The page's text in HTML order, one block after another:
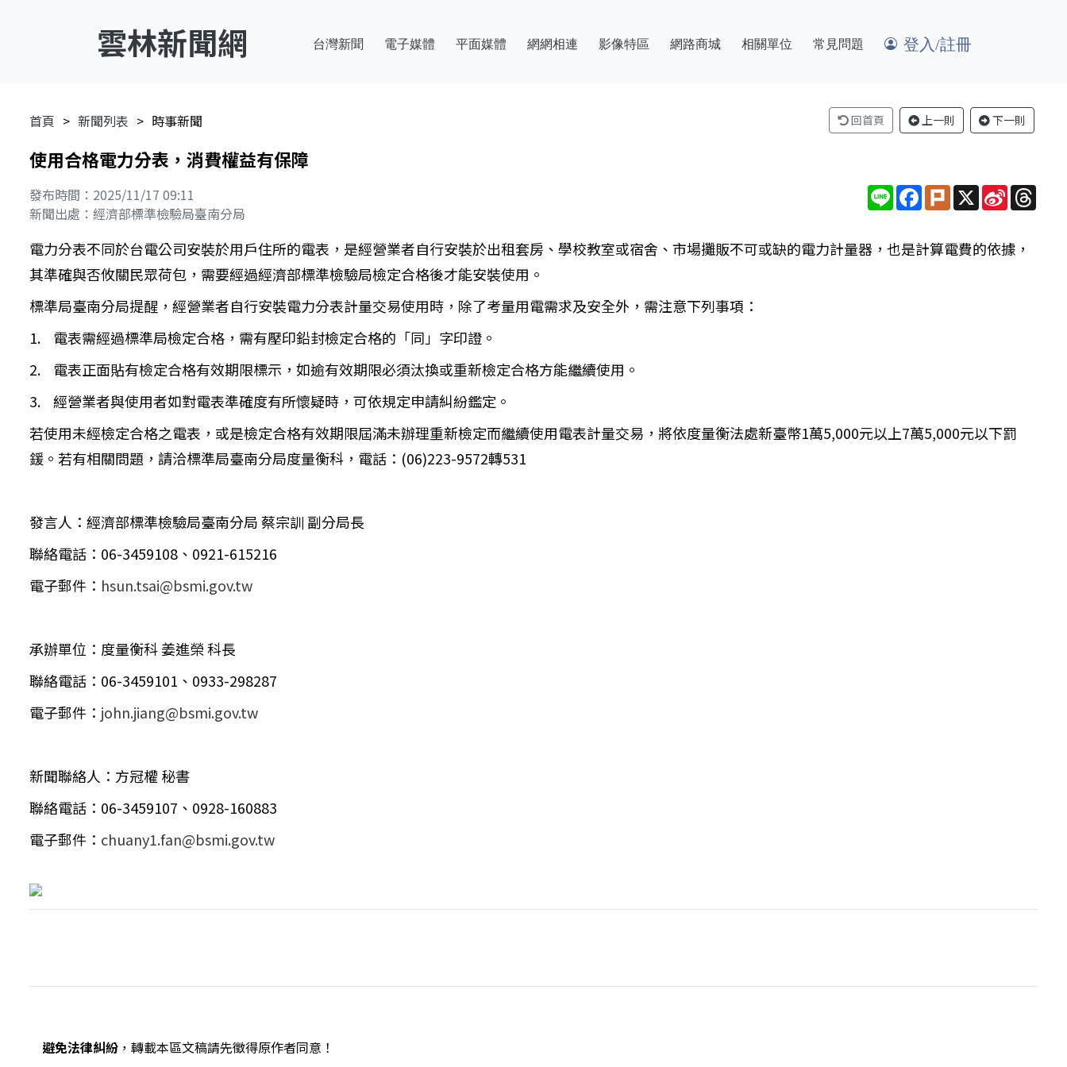
雲林新聞網 台灣新聞 電子媒體 平面媒體 網網相連 影像特區 網路商城 相關單位 常見問題 登入/註冊
首頁 新聞列表 時事新聞 回首頁 上一則 下一則
使用合格電力分表，消費權益有保障
發布時間：2025/11/17 09:11
新聞出處：經濟部標準檢驗局臺南分局
Line Facebook
PlurkX Sina
Weibo
電力分表不同於台電公司安裝於用戶住所的電表，是經營業者自行安裝於出租套房、學校教室或宿舍、市場攤販不可或缺的電力計量器，也是計算電費的依據，
其準確與否攸關民眾荷包，需要經過經濟部標準檢驗局檢定合格後才能安裝使用。
標準局臺南分局提醒，經營業者自行安裝電力分表計量交易使用時，除了考量用電需求及安全外，需注意下列事項：
1. 電表需經過標準局檢定合格，需有壓印鉛封檢定合格的「同」字印證。
2. 電表正面貼有檢定合格有效期限標示，如逾有效期限必須汰換或重新檢定合格方能繼續使用。
3. 經營業者與使用者如對電表準確度有所懷疑時，可依規定申請糾紛鑑定。
若使用未經檢定合格之電表，或是檢定合格有效期限屆滿未辦理重新檢定而繼續使用電表計量交易，將依度量衡法處新臺幣1萬5,000元以上7萬5,000元以下罰
鍰。若有相關問題，請洽標準局臺南分局度量衡科，電話：(06)223-9572轉531
發言人：經濟部標準檢驗局臺南分局 蔡宗訓 副分局長
聯絡電話：06-3459108、0921-615216
電子郵件： hsun.tsai@bsmi.gov.tw
承辦單位：度量衡科 姜進榮 科長
聯絡電話：06-3459101、0933-298287
電子郵件： john.jiang@bsmi.gov.tw
新聞聯絡人：方冠權 秘書
聯絡電話：06-3459107、0928-160883
電子郵件： chuany1.fan@bsmi.gov.tw
避免法律糾紛 ，轉載本區文稿請先徵得原作者同意！